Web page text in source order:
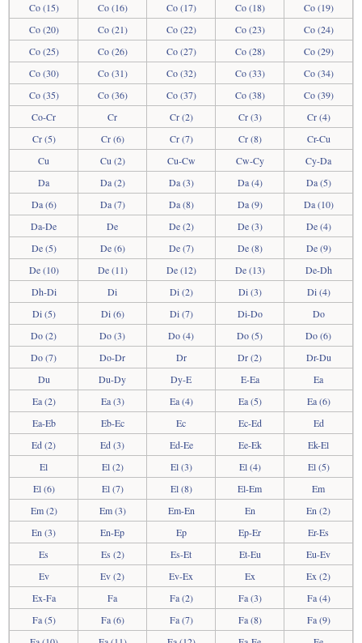
Co (15)
Co (16) Co (17) Co (18)
Co (19)
Co (20)
Co (21) Co (22) Co (23)
Co (24)
Co (25)
Co (26) Co (27) Co (28)
Co (29)
Co (30)
Co (31) Co (32) Co (33)
Co (34)
Co (35)
Co (36) Co (37) Co (38)
Co (39)
Co-Cr
Cr Cr (2) Cr (3)
Cr (4)
Cr (5)
Cr (6) Cr (7) Cr (8)
Cr-Cu
Cu
Cu (2) Cu-Cw Cw-Cy
Cy-Da
Da
Da (2) Da (3) Da (4)
Da (5)
Da (6)
Da (7) Da (8) Da (9)
Da (10)
Da-De
De De (2) De (3)
De (4)
De (5)
De (6) De (7) De (8)
De (9)
De (10)
De (11) De (12) De (13)
De-Dh
Dh-Di
Di Di (2) Di (3)
Di (4)
Di (5)
Di (6) Di (7) Di-Do
Do
Do (2)
Do (3) Do (4) Do (5)
Do (6)
Do (7)
Do-Dr Dr Dr (2)
Dr-Du
Du
Du-Dy Dy-E E-Ea
Ea
Ea (2)
Ea (3) Ea (4) Ea (5)
Ea (6)
Ea-Eb
Eb-Ec Ec Ec-Ed
Ed
Ed (2)
Ed (3) Ed-Ee Ee-Ek
Ek-El
El
El (2) El (3) El (4)
El (5)
El (6)
El (7) El (8) El-Em
Em
Em (2)
Em (3) Em-En En
En (2)
En (3)
En-Ep Ep Ep-Er
Er-Es
Es
Es (2) Es-Et Et-Eu
Eu-Ev
Ev
Ev (2) Ev-Ex Ex
Ex (2)
Ex-Fa
Fa Fa (2) Fa (3)
Fa (4)
Fa (5)
Fa (6) Fa (7) Fa (8)
Fa (9)